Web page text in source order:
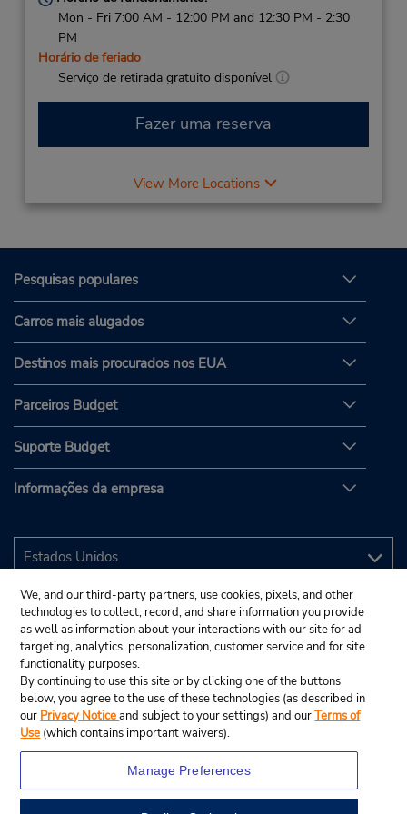
Mon - Fri 7:00 AM - 12:00 PM and 12:30 PM - 2:30
PM
Horário de feriado
Serviço de retirada gratuito disponível
Fazer uma reserva
View More Locations
Pesquisas populares
Carros mais alugados
Destinos mais procurados nos EUA
Parceiros Budget
Suporte Budget
Informações da empresa
We, and our third-party partners, use cookies, pixels, and other
technologies to collect, record, and share information you provide
as well as information about your interactions with our site for ad
targeting, analytics, personalization, customer service and for site
functionality purposes.
By continuing to use this site or by clicking one of the buttons
below, you agree to the use of these technologies (as described in
our Privacy Noticeand subject to your settings) and ourTerms of
Use (which contains important waivers).
Manage Preferences